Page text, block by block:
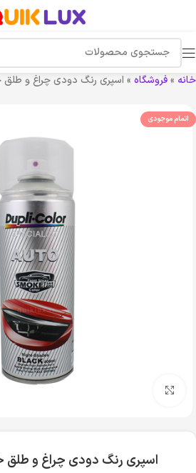
خانه »فروشگاه » اسپری رنگ دودی چراغ و طلق
اتمام موجودی
اسپری رنگ دودی چراغ و طلق